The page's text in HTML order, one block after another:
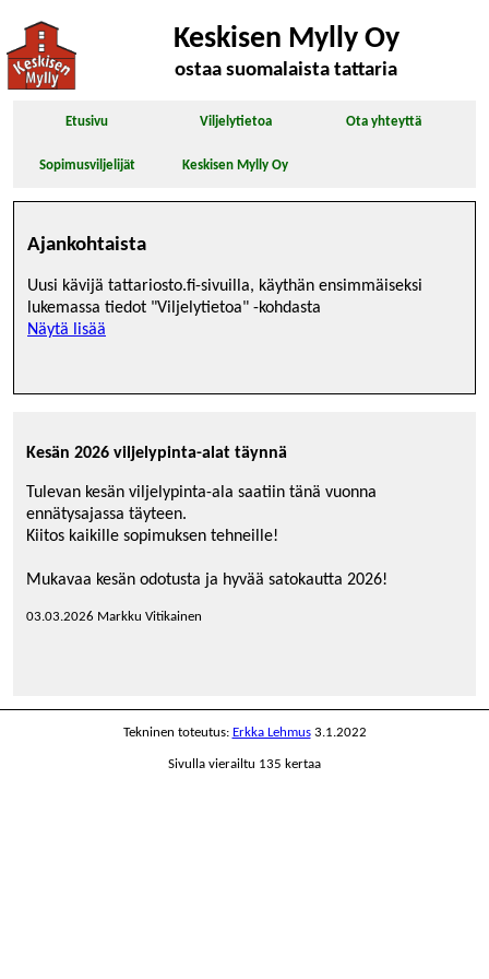
Keskisen Mylly Oy
ostaa suomalaista tattaria
Etusivu Viljelytietoa Ota yhteyttä
Sopimusviljelijät Keskisen Mylly Oy
Ajankohtaista
Uusi kävijä tattariosto.fi-sivuilla, käythän ensimmäiseksi
lukemassa tiedot "Viljelytietoa" -kohdasta
Näytä lisää
Kesän 2026 viljelypinta-alat täynnä
Tulevan kesän viljelypinta-ala saatiin tänä vuonna
ennätysajassa täyteen.
Kiitos kaikille sopimuksen tehneille!
Mukavaa kesän odotusta ja hyvää satokautta 2026!
03.03.2026 Markku Vitikainen
Tekninen toteutus: Erkka Lehmus3.1.2022
Sivulla vierailtu 135 kertaa